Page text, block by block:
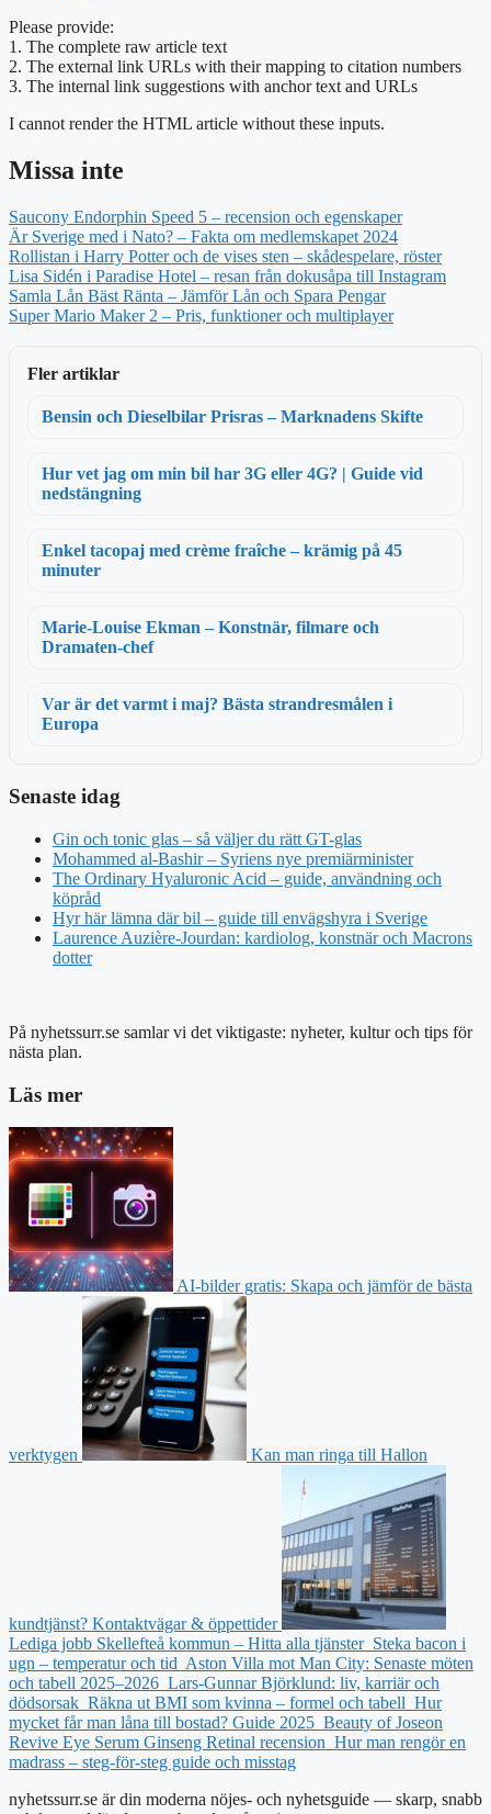
Please provide:
1. The complete raw article text
2. The external link URLs with their mapping to citation numbers
3. The internal link suggestions with anchor text and URLs
I cannot render the HTML article without these inputs.
Missa inte
Saucony Endorphin Speed 5 – recension och egenskaper
Är Sverige med i Nato? – Fakta om medlemskapet 2024
Rollistan i Harry Potter och de vises sten – skådespelare, röster
Lisa Sidén i Paradise Hotel – resan från dokusåpa till Instagram
Samla Lån Bäst Ränta – Jämför Lån och Spara Pengar
Super Mario Maker 2 – Pris, funktioner och multiplayer
Fler artiklar
Bensin och Dieselbilar Prisras – Marknadens Skifte
Hur vet jag om min bil har 3G eller 4G? | Guide vid
nedstängning
Enkel tacopaj med crème fraîche – krämig på 45
minuter
Marie-Louise Ekman – Konstnär, filmare och
Dramaten-chef
Var är det varmt i maj? Bästa strandresmålen i
Europa
Senaste idag
Gin och tonic glas – så väljer du rätt GT-glas
Mohammed al-Bashir – Syriens nye premiärminister
The Ordinary Hyaluronic Acid – guide, användning och
köpråd
Hyr här lämna där bil – guide till envägshyra i Sverige
Laurence Auzière-Jourdan: kardiolog, konstnär och Macrons
dotter
På nyhetssurr.se samlar vi det viktigaste: nyheter, kultur och tips för
nästa plan.
Läs mer
AI-bilder gratis: Skapa och jämför de bästa
verktygen Kan man ringa till Hallon
kundtjänst? Kontaktvägar & öppettider
Lediga jobb Skellefteå kommun – Hitta alla tjänster Steka bacon i
ugn – temperatur och tid Aston Villa mot Man City: Senaste möten
och tabell 2025–2026 Lars-Gunnar Björklund: liv, karriär och
dödsorsak Räkna ut BMI som kvinna – formel och tabell Hur
mycket får man låna till bostad? Guide 2025 Beauty of Joseon
Revive Eye Serum Ginseng Retinal recension Hur man rengör en
madrass – steg-för-steg guide och misstag
nyhetssurr.se är din moderna nöjes- och nyhetsguide — skarp, snabb